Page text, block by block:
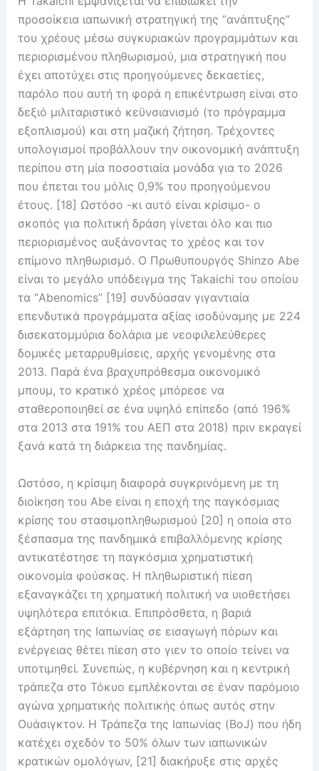
προσοίκεια ιαπωνική στρατηγική της “ανάπτυξης”
του χρέους μέσω συγκυριακών προγραμμάτων και
περιορισμένου πληθωρισμού, μια στρατηγική που
έχει αποτύχει στις προηγούμενες δεκαετίες,
παρόλο που αυτή τη φορά η επικέντρωση είναι στο
δεξιό μιλιταριστικό κεϋνσιανισμό (το πρόγραμμα
εξοπλισμού) και στη μαζική ζήτηση. Τρέχοντες
υπολογισμοί προβάλλουν την οικονομική ανάπτυξη
περίπου στη μία ποσοστιαία μονάδα για το 2026
που έπεται του μόλις 0,9% του προηγούμενου
έτους. [18] Ωστόσο -κι αυτό είναι κρίσιμο- ο
σκοπός για πολιτική δράση γίνεται όλο και πιο
περιορισμένος αυξάνοντας το χρέος και τον
επίμονο πληθωρισμό. Ο Πρωθυπουργός Shinzo Abe
είναι το μεγάλο υπόδειγμα της Takaichi του οποίου
τα “Abenomics” [19] συνδύασαν γιγαντιαία
επενδυτικά προγράμματα αξίας ισοδύναμης με 224
δισεκατομμύρια δολάρια με νεοφιλελεύθερες
δομικές μεταρρυθμίσεις, αρχής γενομένης στα
2013. Παρά ένα βραχυπρόθεσμα οικονομικό
μπουμ, το κρατικό χρέος μπόρεσε να
σταθεροποιηθεί σε ένα υψηλό επίπεδο (από 196%
στα 2013 στα 191% του ΑΕΠ στα 2018) πριν εκραγεί
ξανά κατά τη διάρκεια της πανδημίας.
Ωστόσο, η κρίσιμη διαφορά συγκρινόμενη με τη
διοίκηση του Abe είναι η εποχή της παγκόσμιας
κρίσης του στασιμοπληθωρισμού [20] η οποία στο
ξέσπασμα της πανδημικά επιβαλλόμενης κρίσης
αντικατέστησε τη παγκόσμια χρηματιστική
οικονομία φούσκας. Η πληθωριστική πίεση
εξαναγκάζει τη χρηματική πολιτική να υιοθετήσει
υψηλότερα επιτόκια. Επιπρόσθετα, η βαριά
εξάρτηση της Ιαπωνίας σε εισαγωγή πόρων και
ενέργειας θέτει πίεση στο γιεν το οποίο τείνει να
υποτιμηθεί. Συνεπώς, η κυβέρνηση και η κεντρική
τράπεζα στο Τόκυο εμπλέκονται σε έναν παρόμοιο
αγώνα χρηματικής πολιτικής όπως αυτός στην
Ουάσιγκτον. Η Τράπεζα της Ιαπωνίας (BoJ) που ήδη
κατέχει σχεδόν το 50% όλων των ιαπωνικών
κρατικών ομολόγων, [21] διακήρυξε στις αρχές